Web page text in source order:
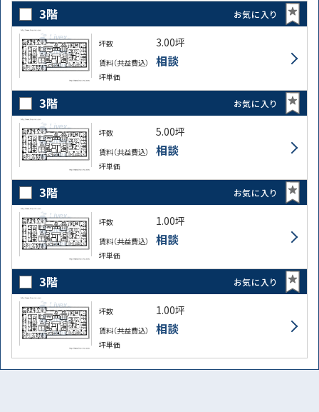
3階 お気に入り
坪数 3.00坪
賃料（共益費込） 相談
坪単価
3階 お気に入り
坪数 5.00坪
賃料（共益費込） 相談
坪単価
3階 お気に入り
坪数 1.00坪
賃料（共益費込） 相談
坪単価
3階 お気に入り
坪数 1.00坪
賃料（共益費込） 相談
坪単価